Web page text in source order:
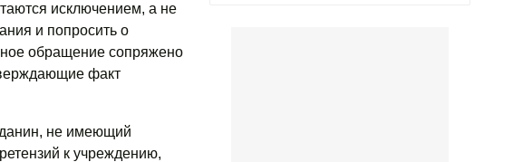
исключением, а не
и попросить о
обращение сопряжено
факт
не имеющий
к учреждению,